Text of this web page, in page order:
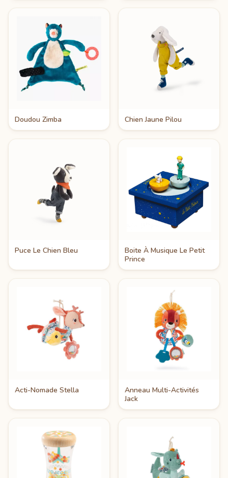
Doudou Zimba Chien Jaune Pilou
Puce Le Chien Bleu
Boite À Musique Le Petit
Prince
Acti-Nomade Stella
Anneau Multi-Activités
Jack